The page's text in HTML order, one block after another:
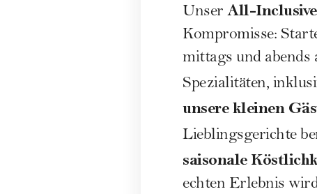
Unser All-
Kompromisse:
mittags und abends
Spezialitäten,
unsere kleinen
Lieblingsgerichte
saisonale
echten Erlebnis